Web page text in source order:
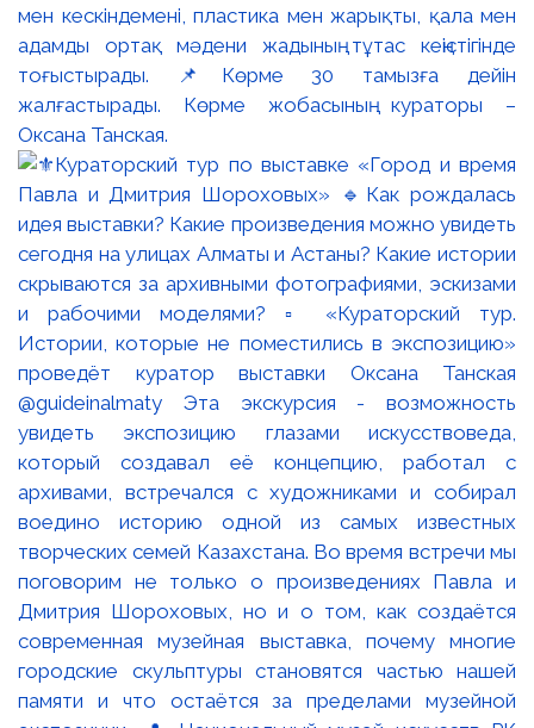
мен кескіндемені, пластика мен жарықты, қала мен
адамды ортақ мәдени жадының тұтас кеңістігінде
тоғыстырады. 📌Көрме 30 тамызға дейін
жалғастырады. Көрме жобасының кураторы –
Оксана Танская.